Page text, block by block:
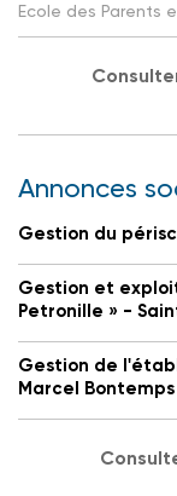
Ecole des Parents
Annonces
Gestion du
Gestion et
Petronille » -
Gestion de
Marcel